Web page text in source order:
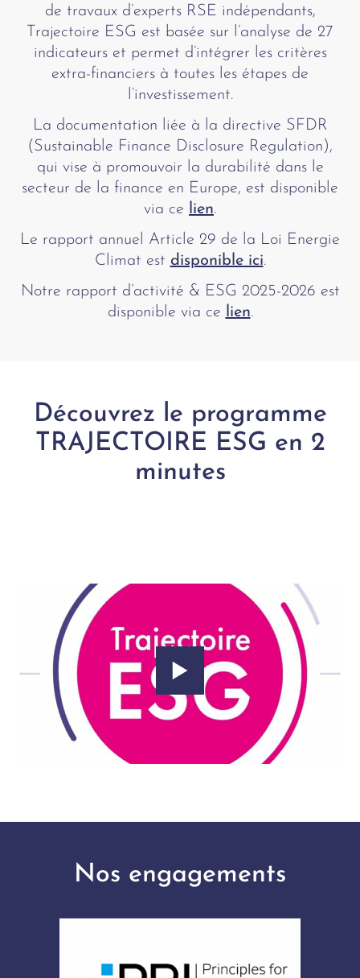
de travaux d’experts RSE indépendants,
Trajectoire ESG est basée sur l’analyse de 27
indicateurs et permet d’intégrer les critères
extra-financiers à toutes les étapes de
l’investissement.
La documentation liée à la directive SFDR
(Sustainable Finance Disclosure Regulation),
qui vise à promouvoir la durabilité dans le
secteur de la finance en Europe, est disponible
via ce lien.
Le rapport annuel Article 29 de la Loi Energie
Climat est disponible ici.
Notre rapport d’activité & ESG 2025-2026 est
disponible via ce lien.
Découvrez le programme
TRAJECTOIRE ESG en 2
minutes
Nos engagements